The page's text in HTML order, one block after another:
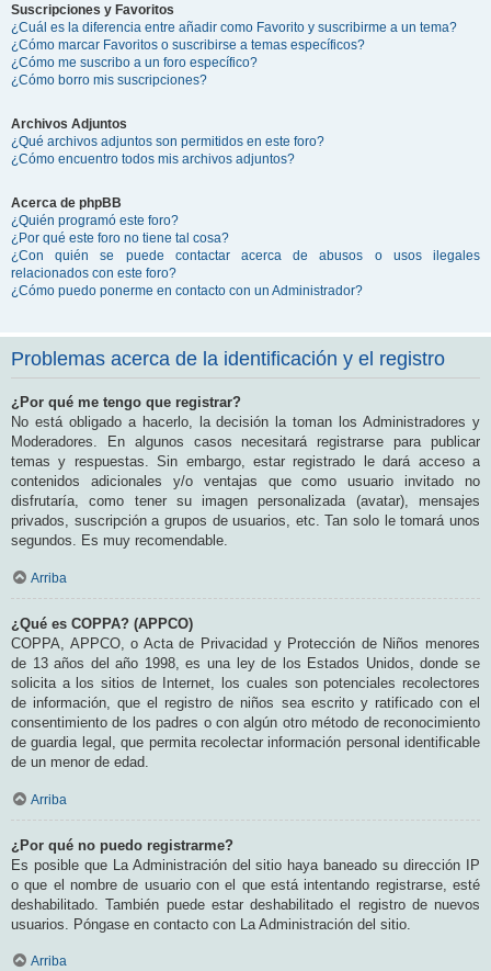
Suscripciones y Favoritos
¿Cuál es la diferencia entre añadir como Favorito y suscribirme a un tema?
¿Cómo marcar Favoritos o suscribirse a temas específicos?
¿Cómo me suscribo a un foro específico?
¿Cómo borro mis suscripciones?
Archivos Adjuntos
¿Qué archivos adjuntos son permitidos en este foro?
¿Cómo encuentro todos mis archivos adjuntos?
Acerca de phpBB
¿Quién programó este foro?
¿Por qué este foro no tiene tal cosa?
¿Con quién se puede contactar acerca de abusos o usos ilegales
relacionados con este foro?
¿Cómo puedo ponerme en contacto con un Administrador?
Problemas acerca de la identificación y el registro
¿Por qué me tengo que registrar?
No está obligado a hacerlo, la decisión la toman los Administradores y
Moderadores. En algunos casos necesitará registrarse para publicar
temas y respuestas. Sin embargo, estar registrado le dará acceso a
contenidos adicionales y/o ventajas que como usuario invitado no
disfrutaría, como tener su imagen personalizada (avatar), mensajes
privados, suscripción a grupos de usuarios, etc. Tan solo le tomará unos
segundos. Es muy recomendable.
Arriba
¿Qué es COPPA? (APPCO)
COPPA, APPCO, o Acta de Privacidad y Protección de Niños menores
de 13 años del año 1998, es una ley de los Estados Unidos, donde se
solicita a los sitios de Internet, los cuales son potenciales recolectores
de información, que el registro de niños sea escrito y ratificado con el
consentimiento de los padres o con algún otro método de reconocimiento
de guardia legal, que permita recolectar información personal identificable
de un menor de edad.
Arriba
¿Por qué no puedo registrarme?
Es posible que La Administración del sitio haya baneado su dirección IP
o que el nombre de usuario con el que está intentando registrarse, esté
deshabilitado. También puede estar deshabilitado el registro de nuevos
usuarios. Póngase en contacto con La Administración del sitio.
Arriba